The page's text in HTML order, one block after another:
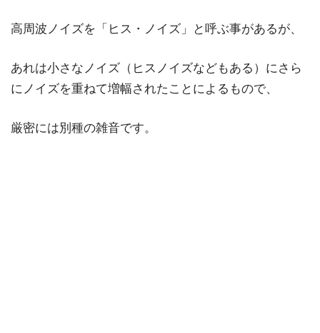
高周波ノイズを「ヒス・ノイズ」と呼ぶ事があるが、
あれは小さなノイズ（ヒスノイズなどもある）にさら
にノイズを重ねて増幅されたことによるもので、
厳密には別種の雑音です。